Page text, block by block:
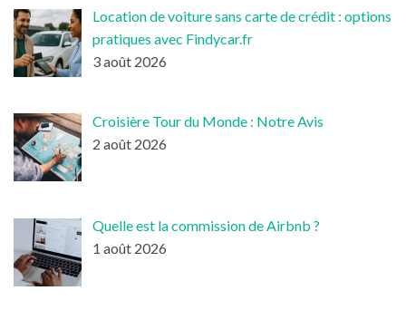
Location de voiture sans carte de crédit : options
pratiques avec Findycar.fr
3 août 2026
Croisière Tour du Monde : Notre Avis
2 août 2026
Quelle est la commission de Airbnb ?
1 août 2026